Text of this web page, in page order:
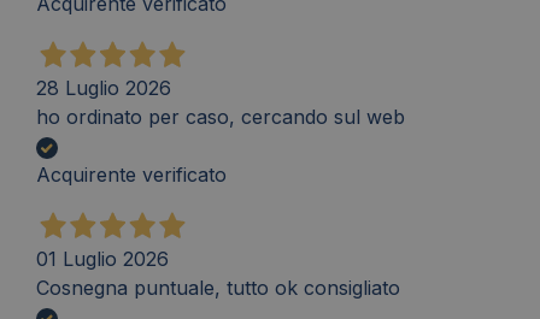
28 Luglio 2026
ho ordinato per caso, cercando sul web
Acquirente verificato
01 Luglio 2026
Cosnegna puntuale, tutto ok consigliato